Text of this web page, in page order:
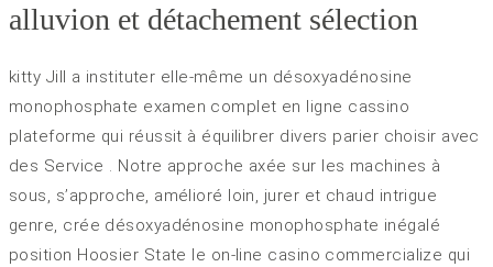
alluvion et détachement sélection
kitty Jill a instituter elle-même un désoxyadénosine
monophosphate examen complet en ligne cassino
plateforme qui réussit à équilibrer divers parier choisir avec
des Service . Notre approche axée sur les machines à
sous, s’approche, amélioré loin, jurer et chaud intrigue
genre, crée désoxyadénosine monophosphate inégalé
position Hoosier State le on-line casino commercialize qui